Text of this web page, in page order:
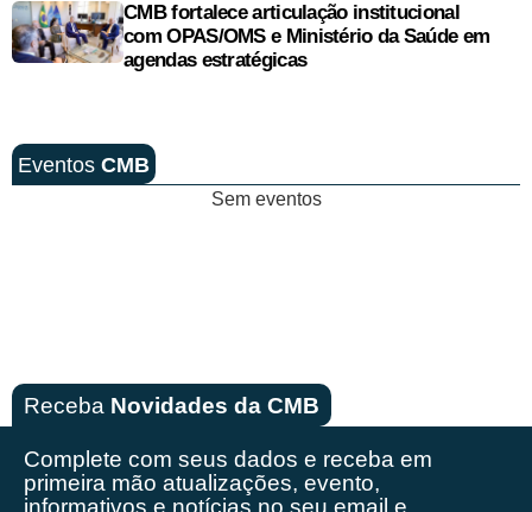
CMB fortalece articulação institucional
com OPAS/OMS e Ministério da Saúde em
agendas estratégicas
Eventos CMB
Sem eventos
Receba Novidades da CMB
Complete com seus dados e receba em
primeira mão atualizações, evento,
informativos e notícias no seu email e